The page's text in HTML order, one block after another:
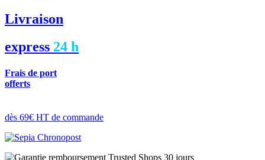
Livraison
express 24 h
Frais de port
offerts
dès 69€ HT de commande